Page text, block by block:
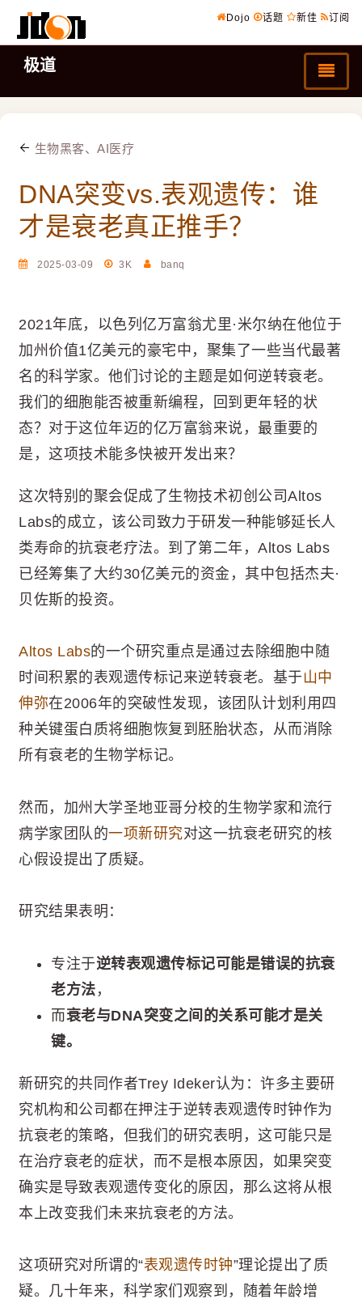
Dojo 话题 新佳 订阅
极道
生物黑客、AI医疗
DNA突变vs.表观遗传：谁
才是衰老真正推手？
2025-03-09 3K banq
2021年底，以色列亿万富翁尤里·米尔纳在他位于
加州价值1亿美元的豪宅中，聚集了一些当代最著
名的科学家。他们讨论的主题是如何逆转衰老。
我们的细胞能否被重新编程，回到更年轻的状
态？对于这位年迈的亿万富翁来说，最重要的
是，这项技术能多快被开发出来？
这次特别的聚会促成了生物技术初创公司Altos
Labs的成立，该公司致力于研发一种能够延长人
类寿命的抗衰老疗法。到了第二年，Altos Labs
已经筹集了大约30亿美元的资金，其中包括杰夫·
贝佐斯的投资。
Altos Labs的一个研究重点是通过去除细胞中随
时间积累的表观遗传标记来逆转衰老。基于 山中
伸弥在2006年的突破性发现，该团队计划利用四
种关键蛋白质将细胞恢复到胚胎状态，从而消除
所有衰老的生物学标记。
然而，加州大学圣地亚哥分校的生物学家和流行
病学家团队的一项新研究对这一抗衰老研究的核
心假设提出了质疑。
研究结果表明：
专注于逆转表观遗传标记可能是错误的抗衰
老方法 ，
而衰老与DNA突变之间的关系可能才是关
键。
新研究的共同作者Trey Ideker认为：许多主要研
究机构和公司都在押注于逆转表观遗传时钟作为
抗衰老的策略，但我们的研究表明，这可能只是
在治疗衰老的症状，而不是根本原因，如果突变
确实是导致表观遗传变化的原因，那么这将从根
本上改变我们未来抗衰老的方法。
这项研究对所谓的“表观遗传时钟”理论提出了质
疑。几十年来，科学家们观察到，随着年龄增